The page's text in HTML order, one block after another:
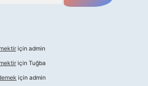
için admin
için Tuğba
için admin